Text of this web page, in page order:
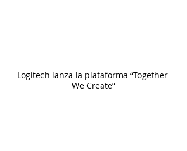
Logitech lanza la plataforma “Together
We Create”